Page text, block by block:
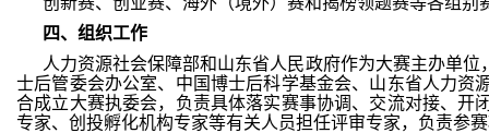
四、 组织工作
人力资源社会保障部和山东省人民政府作为大赛主办单
士后管委会办公室、中国博士后科学基金会、山东省人力
合成立大赛执委会，负责具体落实赛事协调、交流对接、
专家、创投孵化机构专家等有关人员担任评审专家，负责参